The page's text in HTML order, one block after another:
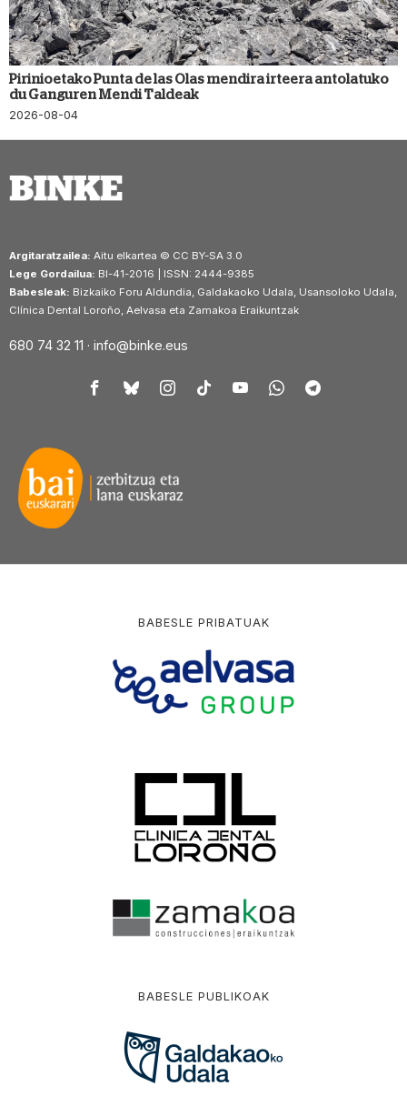
Pirinioetako Punta de las Olas mendira irteera antolatuko
du Ganguren Mendi Taldeak
2026-08-04
Argitaratzailea: Aitu elkartea © CC BY-SA 3.0
Lege Gordailua: BI-41-2016 | ISSN: 2444-9385
Babesleak: Bizkaiko Foru Aldundia, Galdakaoko Udala, Usansoloko Udala,
Clínica Dental Loroño, Aelvasa eta Zamakoa Eraikuntzak
680 74 32 11 · info@binke.eus
BABESLE PRIBATUAK
BABESLE PUBLIKOAK